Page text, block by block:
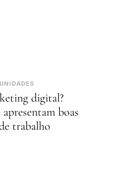
digital?
boas
trabalho